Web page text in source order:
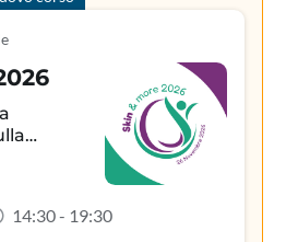
14:30 - 19:30